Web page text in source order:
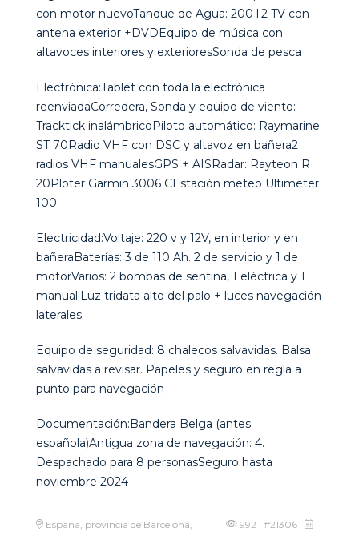
con motor nuevoTanque de Agua: 200 l.2 TV con
antena exterior +DVDEquipo de música con
altavoces interiores y exterioresSonda de pesca
Electrónica:Tablet con toda la electrónica
reenviadaCorredera, Sonda y equipo de viento:
Tracktick inalámbricoPiloto automático: Raymarine
ST 70Radio VHF con DSC y altavoz en bañera2
radios VHF manualesGPS + AISRadar: Rayteon R
20Ploter Garmin 3006 CEstación meteo Ultimeter
100
Electricidad:Voltaje: 220 v y 12V, en interior y en
bañeraBaterías: 3 de 110 Ah. 2 de servicio y 1 de
motorVarios: 2 bombas de sentina, 1 eléctrica y 1
manual.Luz tridata alto del palo + luces navegación
laterales
Equipo de seguridad: 8 chalecos salvavidas. Balsa
salvavidas a revisar. Papeles y seguro en regla a
punto para navegación
Documentación:Bandera Belga (antes
española)Antigua zona de navegación: 4.
Despachado para 8 personasSeguro hasta
noviembre 2024
España, provincia de Barcelona, 992 #21306